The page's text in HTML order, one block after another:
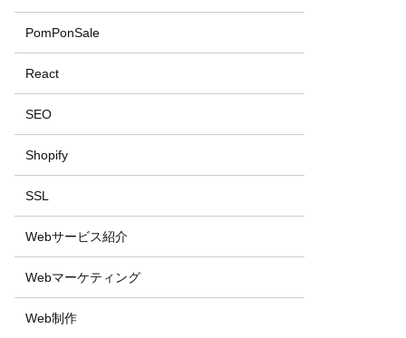
PomPonSale
React
SEO
Shopify
SSL
Webサービス紹介
Webマーケティング
Web制作